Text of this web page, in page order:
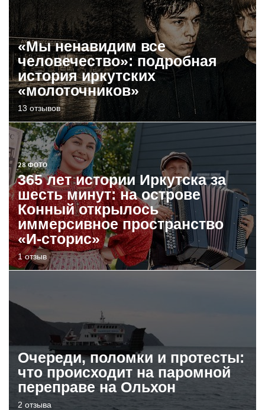
«Мы ненавидим все
человечество»: подробная
история иркутских
«молоточников»
13 отзывов
28 ФОТО
365 лет истории Иркутска за
шесть минут: на острове
Конный открылось
иммерсивное пространство
«И-сторис»
1 отзыв
Очереди, поломки и протесты:
что происходит на паромной
переправе на Ольхон
2 отзыва